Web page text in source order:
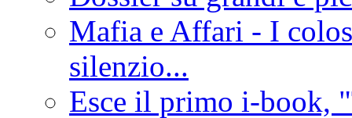
Mafia e Affari - I
silenzio...
Esce il primo i-book,